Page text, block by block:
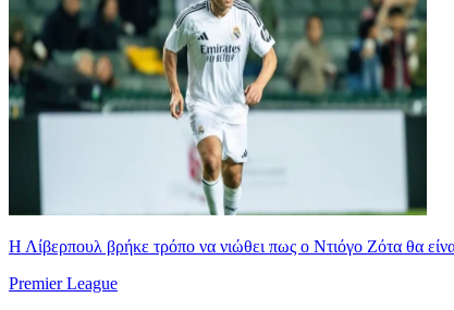
Η Λίβερπουλ βρήκε τρόπο να νιώθει πως ο Ντιόγο Ζότα θα
Premier League